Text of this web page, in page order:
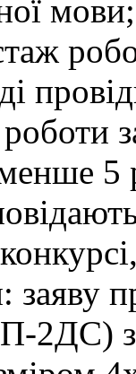
5
заяву
2ДС) з